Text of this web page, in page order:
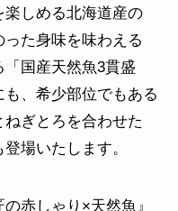
楽しめる北海道産の
った身味を味わえる
「国産天然魚3貫盛
、希少部位でもある
ぎとろを合わせた
場いたします。
赤しゃり×天然魚』